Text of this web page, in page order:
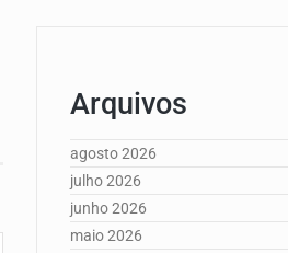
Arquivos
agosto 2026
julho 2026
junho 2026
maio 2026